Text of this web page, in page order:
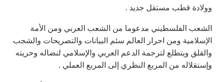
وولادة قطب مستقل جديد .
الشعب الفلسطيني مدعوما من الشعب العربي ومن الأمة
الإسلامية ومن احرار العالم سئم البيانات والتصريحات والشجب
والقلق ويتطلع لترجمة الدعم العربي والإسلامي لنضاله وحريته
وإستقلاله من المربع النظري إلى المربع العملي .